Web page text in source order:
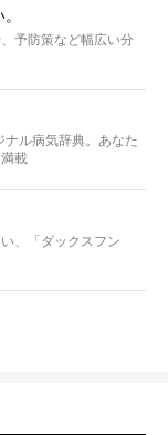
予防策など幅広い分
ル病気辞典。あなた
載
、「ダックスフン